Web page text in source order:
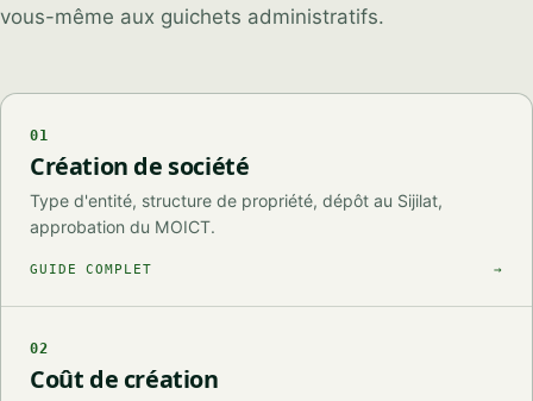
vous-même aux guichets administratifs.
01
Création de société
Type d'entité, structure de propriété, dépôt au Sijilat,
approbation du MOICT.
GUIDE COMPLET →
02
Coût de création
PHONE / WHATSAPP
I CAN HELP YOU WITH…
Start chatting →